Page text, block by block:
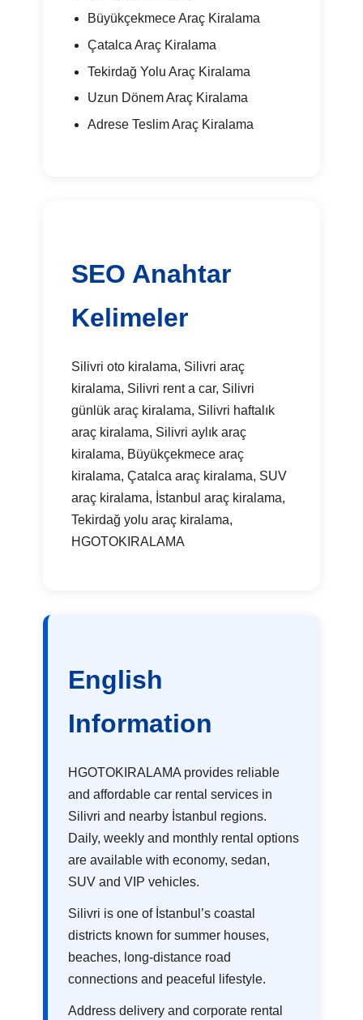
Büyükçekmece Araç Kiralama
Çatalca Araç Kiralama
Tekirdağ Yolu Araç Kiralama
Uzun Dönem Araç Kiralama
Adrese Teslim Araç Kiralama
SEO Anahtar
Kelimeler
Silivri oto kiralama, Silivri araç
kiralama, Silivri rent a car, Silivri
günlük araç kiralama, Silivri haftalık
araç kiralama, Silivri aylık araç
kiralama, Büyükçekmece araç
kiralama, Çatalca araç kiralama, SUV
araç kiralama, İstanbul araç kiralama,
Tekirdağ yolu araç kiralama,
HGOTOKIRALAMA
English
Information
HGOTOKIRALAMA provides reliable
and affordable car rental services in
Silivri and nearby İstanbul regions.
Daily, weekly and monthly rental options
are available with economy, sedan,
SUV and VIP vehicles.
Silivri is one of İstanbul’s coastal
districts known for summer houses,
beaches, long-distance road
connections and peaceful lifestyle.
Address delivery and corporate rental